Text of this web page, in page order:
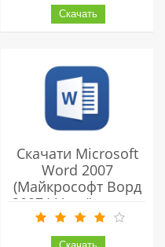
Скачати Microsoft
Word 2007
(Майкрософт Ворд
2007 ) Українською
Безкоштовно